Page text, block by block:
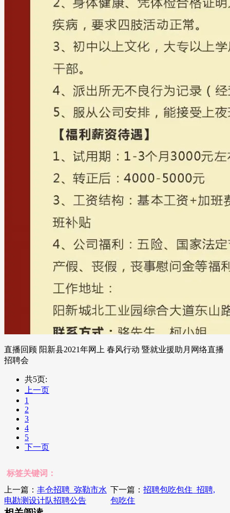
直播回顾 阳新县2021年网上 春风行动 暨就业援助月网络直播
招聘会
共5页:
上一页
1
2
3
4
5
下一页
标签关键词：
上一篇： 丰仓招聘_弥勒市水
电勘测设计队招聘公告
下一篇：招聘包吃包住_招聘,
包吃住